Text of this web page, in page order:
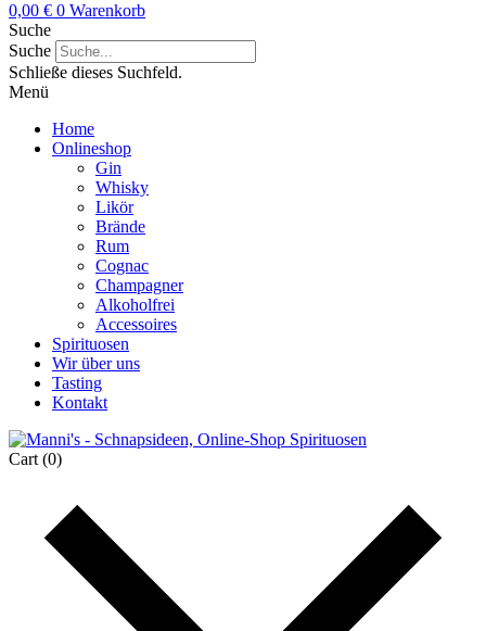
0,00 € 0 Warenkorb
Suche
Suche
Schließe dieses Suchfeld.
Menü
Home
Onlineshop
Gin
Whisky
Likör
Brände
Rum
Cognac
Champagner
Alkoholfrei
Accessoires
Spirituosen
Wir über uns
Tasting
Kontakt
Cart (0)